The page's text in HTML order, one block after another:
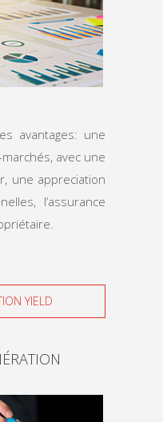
avantages: une
avec une
une appreciation
l’assurance
YIELD